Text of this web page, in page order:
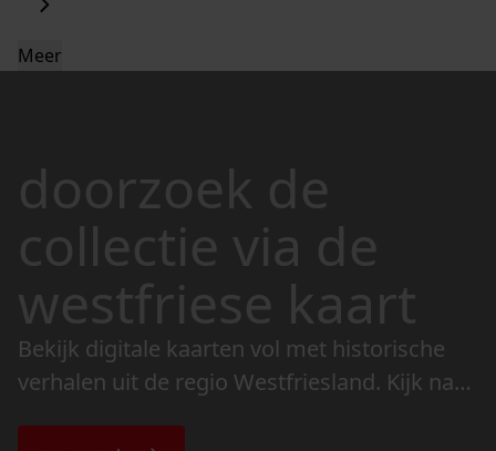
Meer
doorzoek de
collectie via de
westfriese kaart
Bekijk digitale kaarten vol met historische
verhalen uit de regio Westfriesland. Kijk naar